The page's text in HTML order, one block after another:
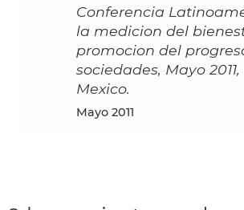
Conferencia
la medicion del
promocion del
sociedades, Mayo
Mexico.
mayo 2011